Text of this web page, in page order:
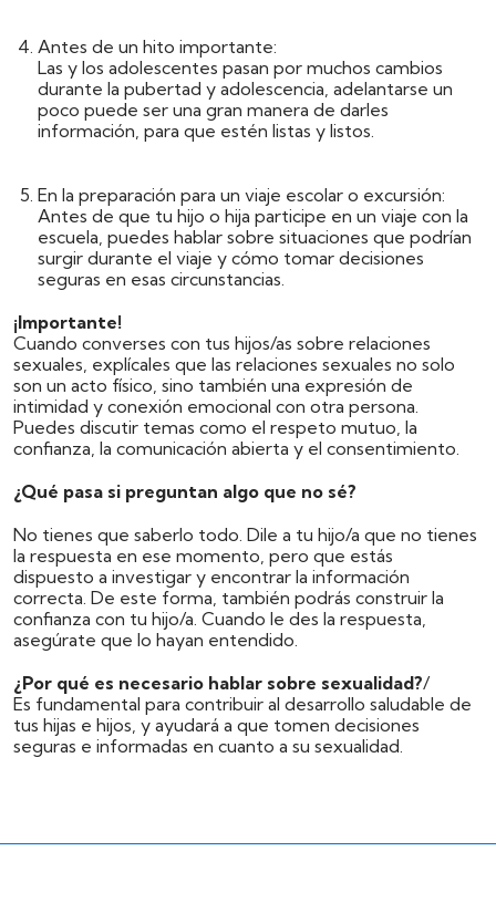
Antes de un hito importante:
Las y los adolescentes pasan por muchos cambios
durante la pubertad y adolescencia, adelantarse un
poco puede ser una gran manera de darles
información, para que estén listas y listos.
En la preparación para un viaje escolar o excursión:
Antes de que tu hijo o hija participe en un viaje con la
escuela, puedes hablar sobre situaciones que podrían
surgir durante el viaje y cómo tomar decisiones
seguras en esas circunstancias.
¡Importante!
Cuando converses con tus hijos/as sobre relaciones
sexuales, explícales que las relaciones sexuales no solo
son un acto físico, sino también una expresión de
intimidad y conexión emocional con otra persona.
Puedes discutir temas como el respeto mutuo, la
confianza, la comunicación abierta y el consentimiento.
¿Qué pasa si preguntan algo que no sé?
No tienes que saberlo todo. Dile a tu hijo/a que no tienes
la respuesta en ese momento, pero que estás
dispuesto a investigar y encontrar la información
correcta. De este forma, también podrás construir la
confianza con tu hijo/a. Cuando le des la respuesta,
asegúrate que lo hayan entendido.
¿Por qué es necesario hablar sobre sexualidad?/
Es fundamental para contribuir al desarrollo saludable de
tus hijas e hijos, y ayudará a que tomen decisiones
seguras e informadas en cuanto a su sexualidad.